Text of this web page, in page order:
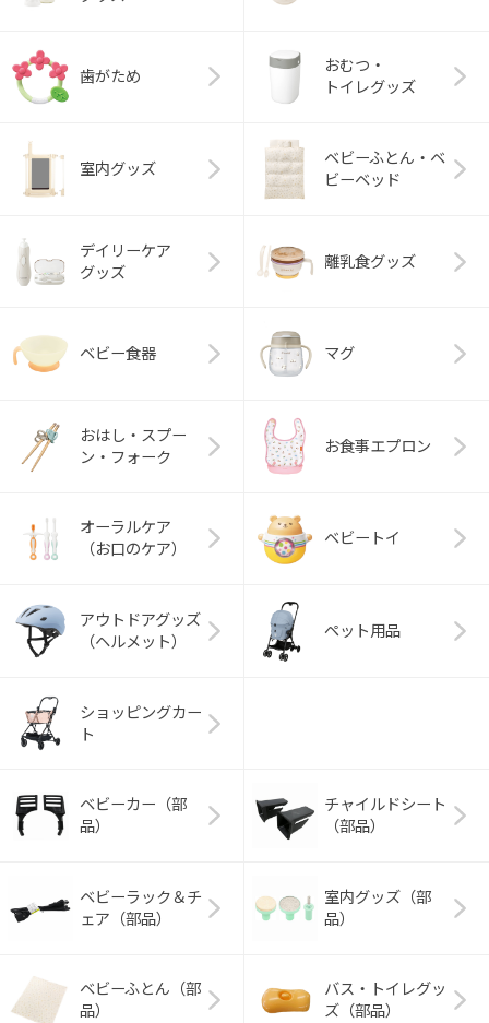
歯がため
おむつ・
トイレグッズ
室内グッズ
ベビーふとん・ベ
ビーベッド
デイリーケア
グッズ
離乳食グッズ
ベビー食器 マグ
おはし・スプー
ン・フォーク
お食事エプロン
オーラルケア
（お口のケア）
ベビートイ
アウトドアグッズ
（ヘルメット）
ペット用品
ショッピングカー
ト
ベビーカー（部
品）
チャイルドシート
（部品）
ベビーラック＆チ
ェア（部品）
室内グッズ（部
品）
ベビーふとん（部
品）
バス・トイレグッ
ズ（部品）